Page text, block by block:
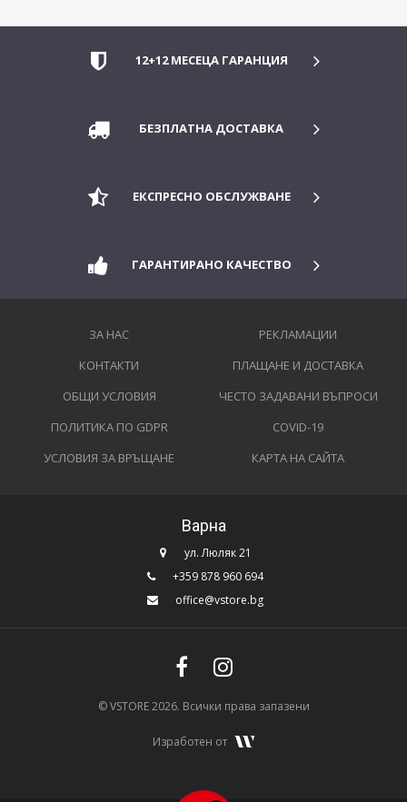
12+12 МЕСЕЦА ГАРАНЦИЯ
БЕЗПЛАТНА ДОСТАВКА
ЕКСПРЕСНО ОБСЛУЖВАНЕ
ГАРАНТИРАНО КАЧЕСТВО
ЗА НАС
КОНТАКТИ
ОБЩИ УСЛОВИЯ
ПОЛИТИКА ПО GDPR
УСЛОВИЯ ЗА ВРЪЩАНЕ
РЕКЛАМАЦИИ
ПЛАЩАНЕ И ДОСТАВКА
ЧЕСТО ЗАДАВАНИ ВЪПРОСИ
COVID-19
КАРТА НА САЙТА
Варна
ул. Люляк 21
+359 878 960 694
office@vstore.bg
© VSTORE 2026. Всички права запазени
Изработен от